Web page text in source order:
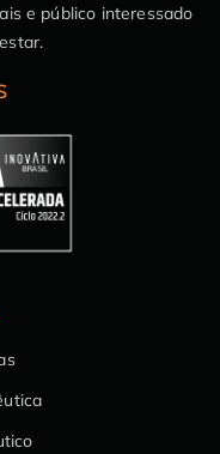
e público interessado